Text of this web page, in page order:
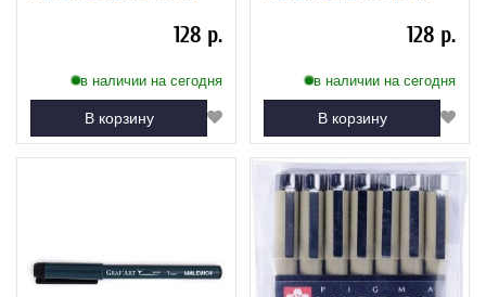
128 р.
в наличии на сегодня
В корзину
128 р.
в наличии на сегодня
В корзину